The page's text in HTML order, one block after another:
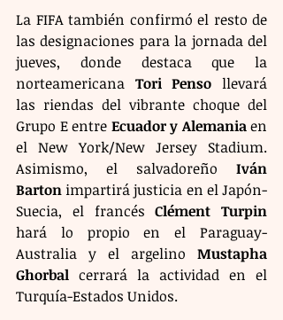
La FIFA también confirmó el resto de
las designaciones para la jornada del
jueves, donde destaca que la
norteamericana Tori Penso llevará
las riendas del vibrante choque del
Grupo E entre Ecuador y Alemania en
el New York/New Jersey Stadium.
Asimismo, el salvadoreño Iván
Barton impartirá justicia en el Japón-
Suecia, el francés Clément Turpin
hará lo propio en el Paraguay-
Australia y el argelino Mustapha
Ghorbal cerrará la actividad en el
Turquía-Estados Unidos.